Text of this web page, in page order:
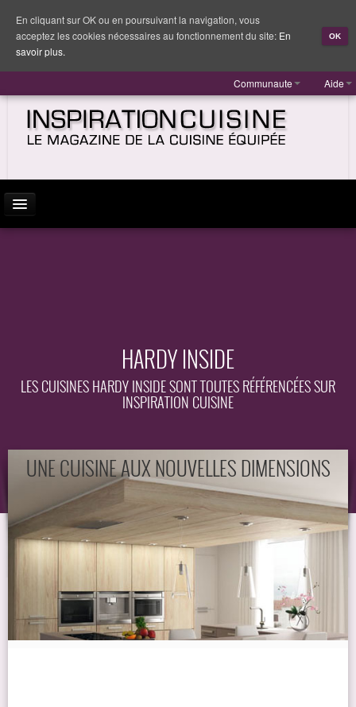
Communaute Aide
HARDY INSIDE
LES CUISINES HARDY INSIDE SONT TOUTES RÉFÉRENCÉES SUR
INSPIRATION CUISINE
UNE CUISINE AUX NOUVELLES DIMENSIONS
En cliquant sur OK ou en poursuivant la navigation, vous
acceptez les cookies nécessaires au fonctionnement du site: En
savoir plus.
OK